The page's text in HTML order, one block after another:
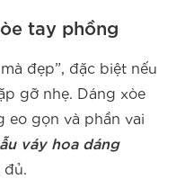
tay phồng
đẹp”, đặc biệt nếu
gỡ nhẹ. Dáng xòe
eo gọn và phần vai
váy hoa dáng
đủ.